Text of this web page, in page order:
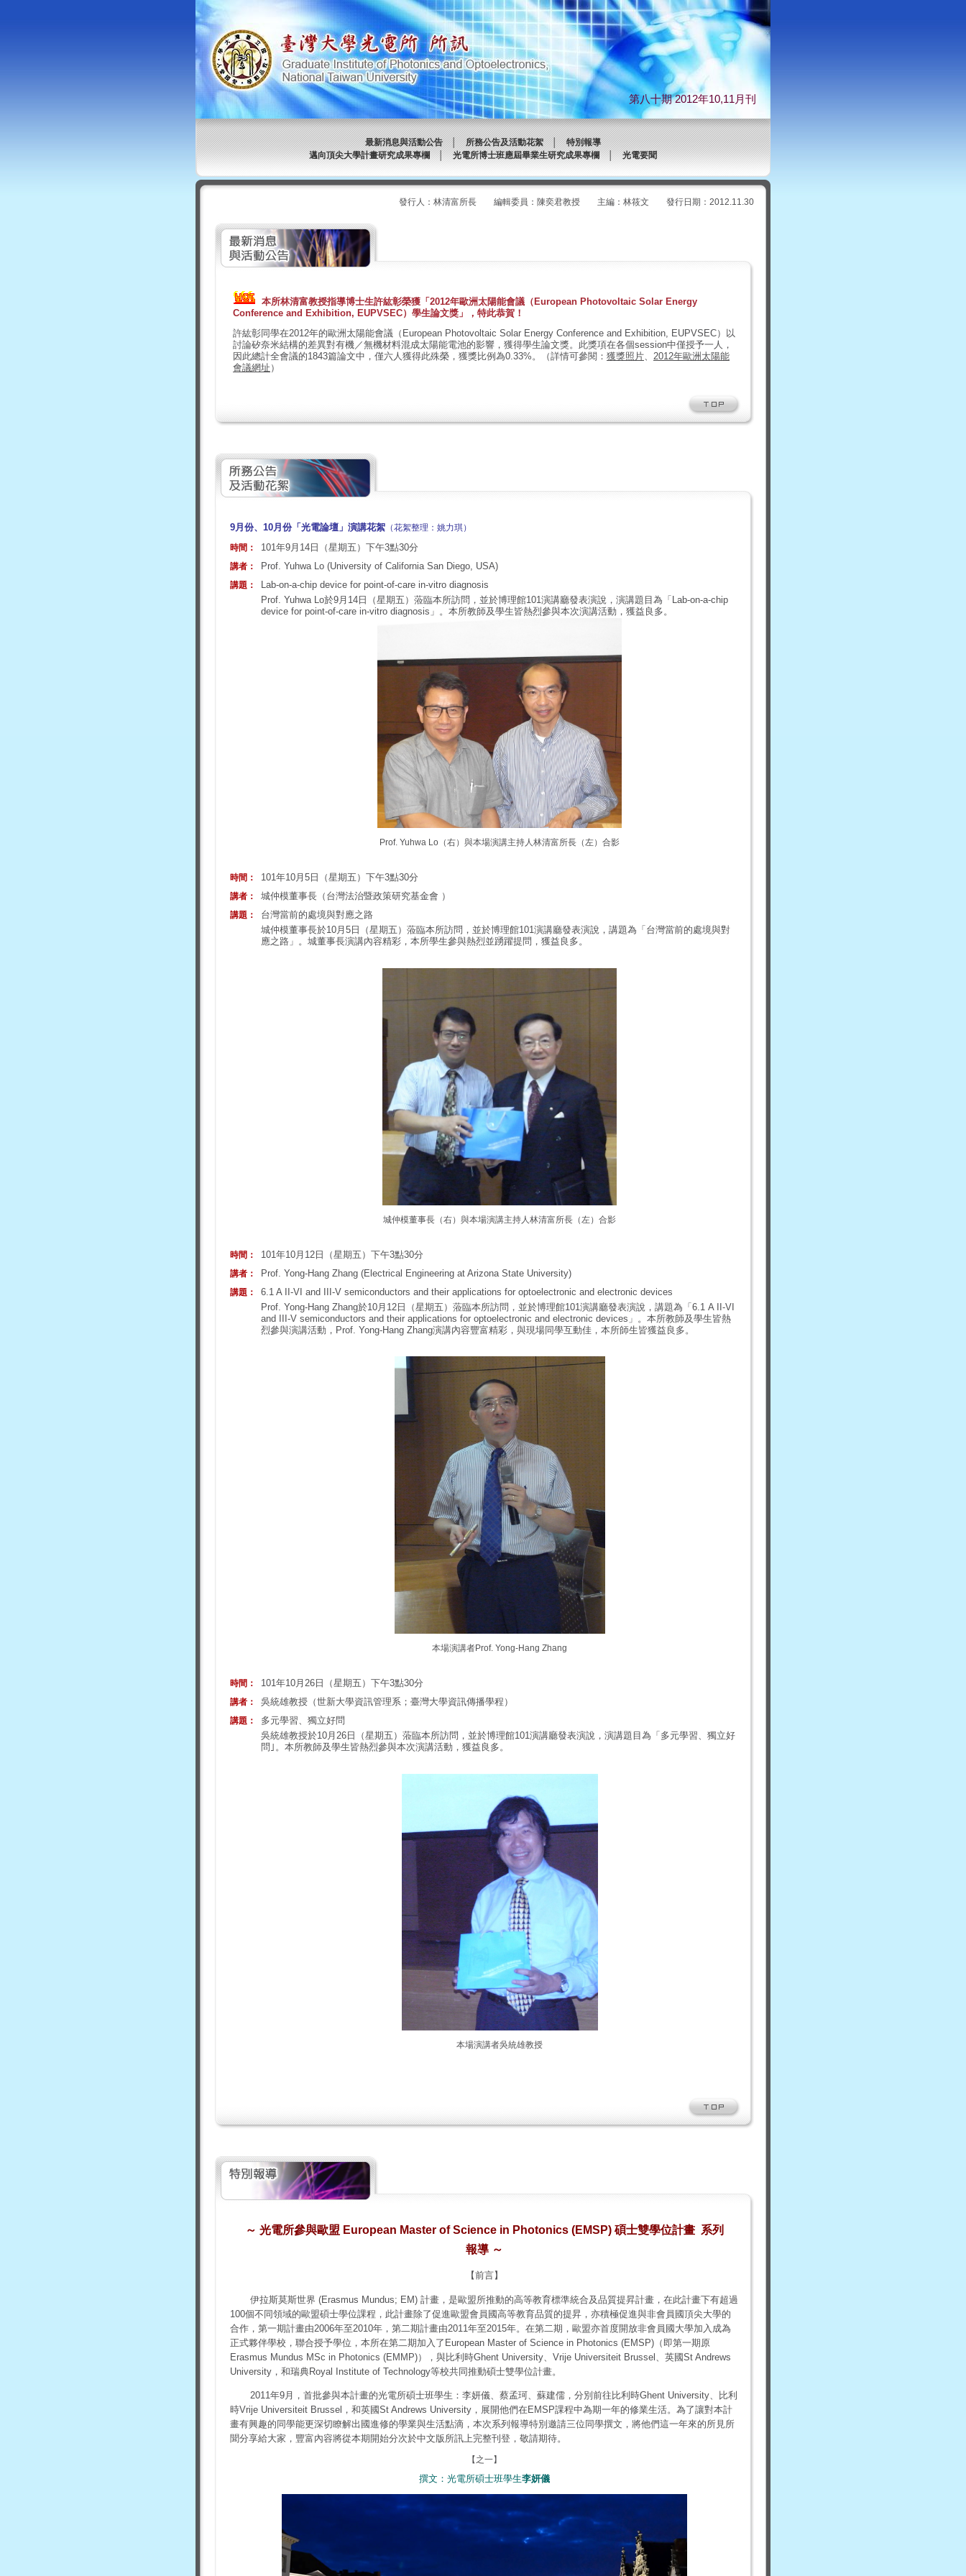
第八十期 2012年10,11月刊
最新消息與活動公告│所務公告及活動花絮│特別報導
邁向頂尖大學計畫研究成果專欄│光電所博士班應屆畢業生研究成果專欄│光電要聞
發行人：林清富所長 編輯委員：陳奕君教授 主編：林筱文 發行日期：2012.11.30
本所林清富教授指導博士生許紘彰榮獲「2012年歐洲太陽能會議（European Photovoltaic Solar Energy
Conference and Exhibition, EUPVSEC）學生論文獎」，特此恭賀！
許紘彰同學在2012年的歐洲太陽能會議（European Photovoltaic Solar Energy Conference and Exhibition, EUPVSEC）以
討論矽奈米結構的差異對有機／無機材料混成太陽能電池的影響，獲得學生論文獎。此獎項在各個session中僅授予一人，
因此總計全會議的1843篇論文中，僅六人獲得此殊榮，獲獎比例為0.33%。（詳情可參閱： 獲獎照片、 2012年歐洲太陽能
會議網址 ）
9月份、10月份「光電論壇」演講花絮 （花絮整理：姚力琪）
時間：
101年9月14日（星期五）下午3點30分
講者： Prof. Yuhwa Lo (University of California San Diego, USA)
講題：
Lab-on-a-chip device for point-of-care in-vitro diagnosis
Prof. Yuhwa Lo於9月14日（星期五）蒞臨本所訪問，並於博理館101演講廳發表演說，演講題目為「Lab-on-a-chip
device for point-of-care in-vitro diagnosis」。本所教師及學生皆熱烈參與本次演講活動，獲益良多。
Prof. Yuhwa Lo （右）與本場演講主持人林清富所長（左）合影
時間： 101年10月5日（星期五）下午3點30分
講者： 城仲模董事長（台灣法治暨政策研究基金會 ）
講題：
台灣當前的處境與對應之路
城仲模董事長於10月5日（星期五）蒞臨本所訪問，並於博理館101演講廳發表演說，講題為「台灣當前的處境與對
應之路」。城董事長演講內容精彩，本所學生參與熱烈並踴躍提問，獲益良多。
城仲模董事長 （右）與本場演講主持人林清富所長（左）合影
時間： 101年10月12日（星期五）下午3點30分
講者： Prof. Yong-Hang Zhang (Electrical Engineering at Arizona State University)
講題：
6.1 A II-VI and III-V semiconductors and their applications for optoelectronic and electronic devices
Prof. Yong-Hang Zhang於10月12日（星期五）蒞臨本所訪問，並於博理館101演講廳發表演說，講題為「6.1 A II-VI
and III-V semiconductors and their applications for optoelectronic and electronic devices」。本所教師及學生皆熱
烈參與演講活動，Prof. Yong-Hang Zhang演講內容豐富精彩，與現場同學互動佳，本所師生皆獲益良多。
本場演講者Prof. Yong-Hang Zhang
時間： 101年10月26日（星期五）下午3點30分
講者： 吳統雄教授（世新大學資訊管理系；臺灣大學資訊傳播學程）
講題：
多元學習、獨立好問
吳統雄教授於10月26日（星期五）蒞臨本所訪問，並於博理館101演講廳發表演說，演講題目為「多元學習、獨立好
問｣。本所教師及學生皆熱烈參與本次演講活動，獲益良多。
本場演講者吳統雄教授
～ 光電所參與歐盟 European Master of Science in Photonics (EMSP) 碩士雙學位計畫系列
報導 ～
【前言】
伊拉斯莫斯世界 (Erasmus Mundus; EM) 計畫，是歐盟所推動的高等教育標準統合及品質提昇計畫，在此計畫下有超過
100個不同領域的歐盟碩士學位課程，此計畫除了促進歐盟會員國高等教育品質的提昇，亦積極促進與非會員國頂尖大學的
合作，第一期計畫由2006年至2010年，第二期計畫由2011年至2015年。在第二期，歐盟亦首度開放非會員國大學加入成為
正式夥伴學校，聯合授予學位，本所在第二期加入了 European Master of Science in Photonics (EMSP) （即第一期原
Erasmus Mundus MSc in Photonics (EMMP)），與比利時Ghent University Vrije Universiteit Brussel 、英國St Andrews
University ，和瑞典Royal Institute of Technology等校共同推動碩士雙學位計畫。
2011年9月，首批參與本計畫的光電所碩士班學生：李妍儀、蔡孟珂、蘇建儒，分別前往比利時Ghent University
比利
時Vrije Universiteit Brussel ， 和英國St Andrews University ，展開他們在EMSP課程中為期一年的修業生活。 為了讓對本計
畫有興趣的同學能更深切瞭解出國進修的學業與生活點滴，本次系列報導特別邀請三位同學撰文，將他們這一年來的所見所
聞分享給大家， 豐富內容將從本期開始分次於中文版所訊上完整刊登，敬請期待。
【之一】
撰文：光電所碩士班學生李妍儀